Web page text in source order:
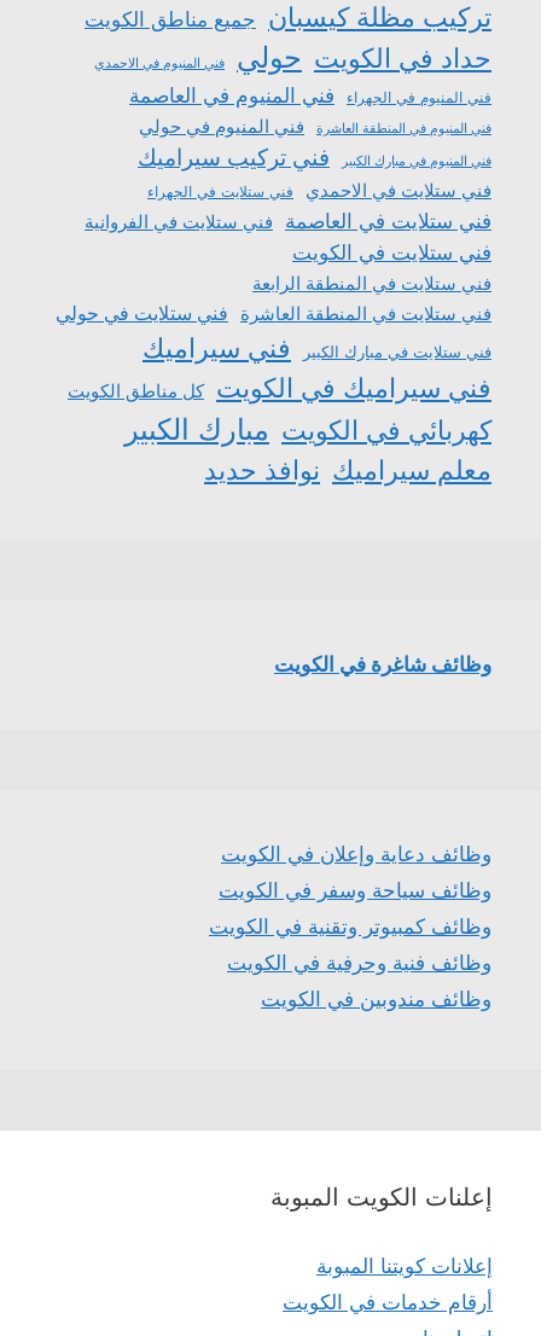
تركيب مظلة كيسبان جميع مناطق الكويت
حداد في الكويت حولي فني المنيوم في الاحمدي
فني المنيوم في الجهراء فني المنيوم في العاصمة
فني المنيوم في المنطقة العاشرة فني المنيوم في حولي
فني المنيوم في مبارك الكبير فني تركيب سيراميك
فني ستلايت في الاحمدي فني ستلايت في الجهراء
فني ستلايت في العاصمة فني ستلايت في الفروانية
فني ستلايت في الكويت
فني ستلايت في المنطقة الرابعة
فني ستلايت في المنطقة العاشرة فني ستلايت في حولي
فني ستلايت في مبارك الكبير
فني سيراميك
فني سيراميك في الكويت
كل مناطق الكويت
كهربائي في الكويت مبارك الكبير
معلم سيراميك نوافذ حديد
وظائف شاغرة في الكويت
وظائف دعاية وإعلان في الكويت
وظائف سياحة وسفر في الكويت
وظائف كمبيوتر وتقنية في الكويت
وظائف فنية وحرفية في الكويت
وظائف مندوبين في الكويت
إعلنات الكويت المبوبة
إعلانات كويتنا المبوبة
أرقام خدمات في الكويت